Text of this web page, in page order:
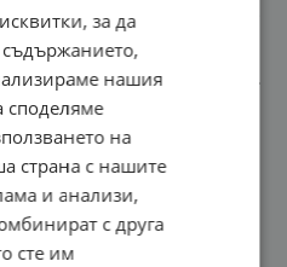
и неприятна миризма в
съставка
Proline-
мекота и свежест, без
чувство за дискомфорт.
без алкохол и парабени.
кожа, нанасяйте
за да
нашия
споделяме
на
страна с нашите
и анализи,
с друга
сте им